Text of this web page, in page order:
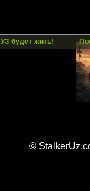
УЗ будет жить!
©